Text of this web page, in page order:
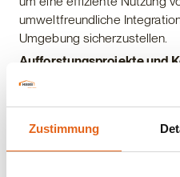
Zustimmung
umweltfreundliche
Umgebung sicherzustellen.
Aufforstungsprojekte und
Implementierung von
Unterstützung von
Betriebs des Gebäudes